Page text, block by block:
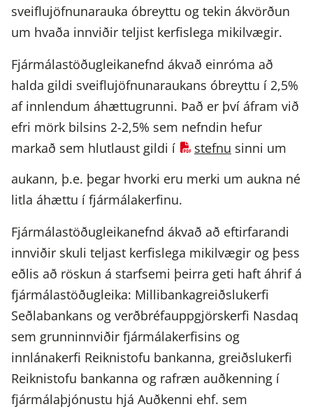
sveiflujöfnunarauka óbreyttu og tekin ákvörðun
um hvaða innviðir teljist kerfislega mikilvægir.
Fjármálastöðugleikanefnd ákvað einróma að
halda gildi sveiflujöfnunaraukans óbreyttu í 2,5%
af innlendum áhættugrunni. Það er því áfram við
efri mörk bilsins 2-2,5% sem nefndin hefur
markað sem hlutlaust gildi í
stefnu sinni um
aukann, þ.e. þegar hvorki eru merki um aukna né
litla áhættu í fjármálakerfinu.
Fjármálastöðugleikanefnd ákvað að eftirfarandi
innviðir skuli teljast kerfislega mikilvægir og þess
eðlis að röskun á starfsemi þeirra geti haft áhrif á
fjármálastöðugleika: Millibankagreiðslukerfi
Seðlabankans og verðbréfauppgjörskerfi Nasdaq
sem grunninnviðir fjármálakerfisins og
innlánakerfi Reiknistofu bankanna, greiðslukerfi
Reiknistofu bankanna og rafræn auðkenning í
fjármálaþjónustu hjá Auðkenni ehf. sem